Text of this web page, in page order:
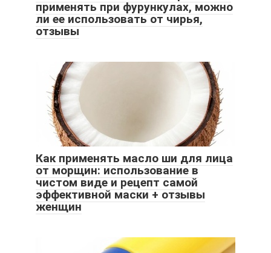
применять при фурункулах, можно
ли ее использовать от чирья,
отзывы
Как применять масло ши для лица
от морщин: использование в
чистом виде и рецепт самой
эффективной маски + отзывы
женщин